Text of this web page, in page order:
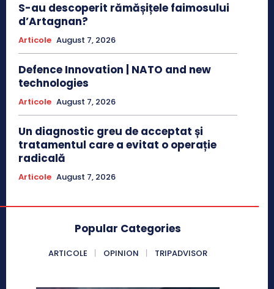
S-au descoperit rămășițele faimosului
d’Artagnan?
Articole August 7, 2026
Defence Innovation | NATO and new
technologies
Articole August 7, 2026
Un diagnostic greu de acceptat și
tratamentul care a evitat o operație
radicală
Articole August 7, 2026
Popular Categories
ARTICOLE OPINION TRIPADVISOR